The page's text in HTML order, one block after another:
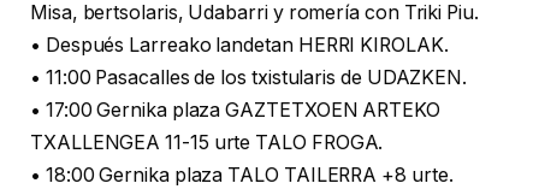
Misa, bertsolaris, Udabarri y romería con Triki Piu.
• Después Larreako landetan HERRI KIROLAK.
• 11:00 Pasacalles de los txistularis de UDAZKEN.
• 17:00 Gernika plaza GAZTETXOEN ARTEKO
TXALLENGEA 11-15 urte TALO FROGA.
• 18:00 Gernika plaza TALO TAILERRA +8 urte.